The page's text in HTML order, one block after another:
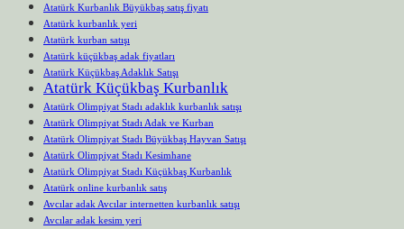
Atatürk Kurbanlık Büyükbaş satış fiyatı
Atatürk kurbanlık yeri
Atatürk kurban satışı
Atatürk küçükbaş adak fiyatları
Atatürk Küçükbaş Adaklık Satışı
Atatürk Küçükbaş Kurbanlık
Atatürk Olimpiyat Stadı adaklık kurbanlık satışı
Atatürk Olimpiyat Stadı Adak ve Kurban
Atatürk Olimpiyat Stadı Büyükbaş Hayvan Satışı
Atatürk Olimpiyat Stadı Kesimhane
Atatürk Olimpiyat Stadı Küçükbaş Kurbanlık
Atatürk online kurbanlık satış
Avcılar adak Avcılar internetten kurbanlık satışı
Avcılar adak kesim yeri